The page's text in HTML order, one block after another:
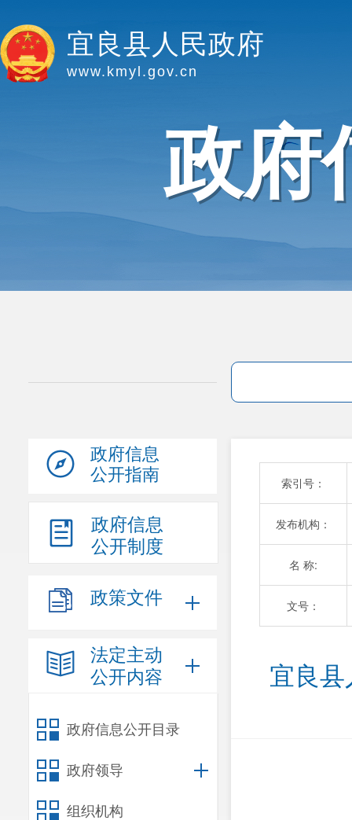
宜良县人民政府
www.kmyl.gov.cn
政府
政府信息
公开指南
政府信息
公开制度
政策文件
法定主动
公开内容
政府信息公开目录
政府领导
组织机构
索引号：
发布机构：
名 称:
文号：
宜良